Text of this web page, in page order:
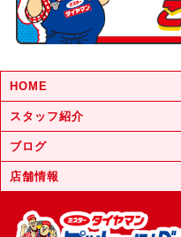
HOME
スタッフ紹介
ブログ
店舗情報